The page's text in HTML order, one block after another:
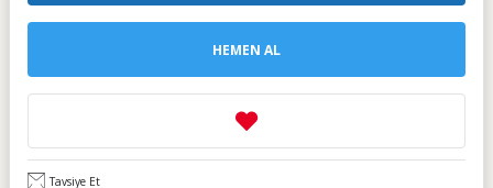
HEMEN AL
Tavsiye Et